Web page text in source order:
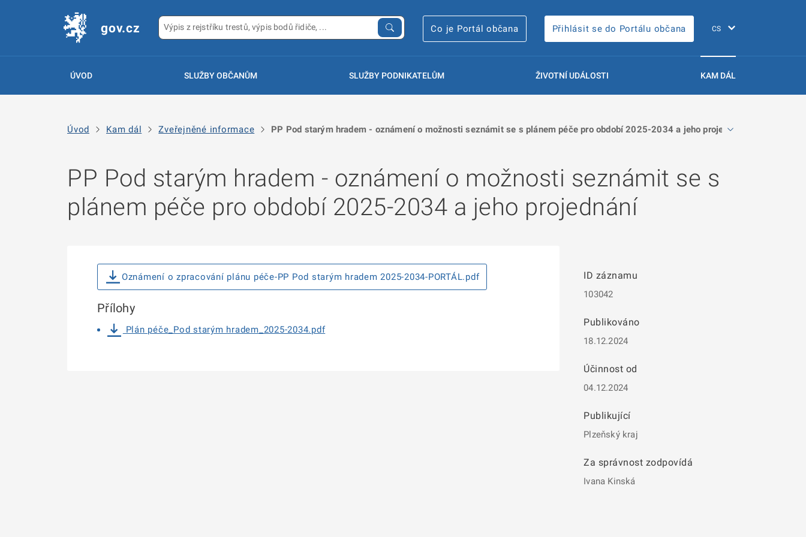
gov.cz Co je Portál občana Přihlásit se do Portálu občana
ÚVOD SLUŽBY OBČANŮM SLUŽBY PODNIKATELŮM ŽIVOTNÍ UDÁLOSTI KAM DÁL
Úvod Kam dál Zveřejněné informace PP Pod starým hradem - oznámení o možnosti seznámit se s plánem péče pro období 2025-2034 a jeho projednání
PP Pod starým hradem - oznámení o možnosti seznámit se s
plánem péče pro období 2025-2034 a jeho projednání
ID záznamu
103042
Publikováno
18.12.2024
Účinnost od
04.12.2024
Publikující
Plzeňský kraj
Za správnost zodpovídá
Ivana Kinská
Oznámení o zpracování plánu péče-PP Pod starým hradem 2025-2034-PORTÁL.pdf
Přílohy
Plán péče_Pod starým hradem_2025-2034.pdf